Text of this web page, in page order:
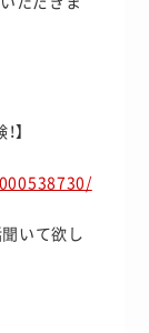
】
聞いて欲し